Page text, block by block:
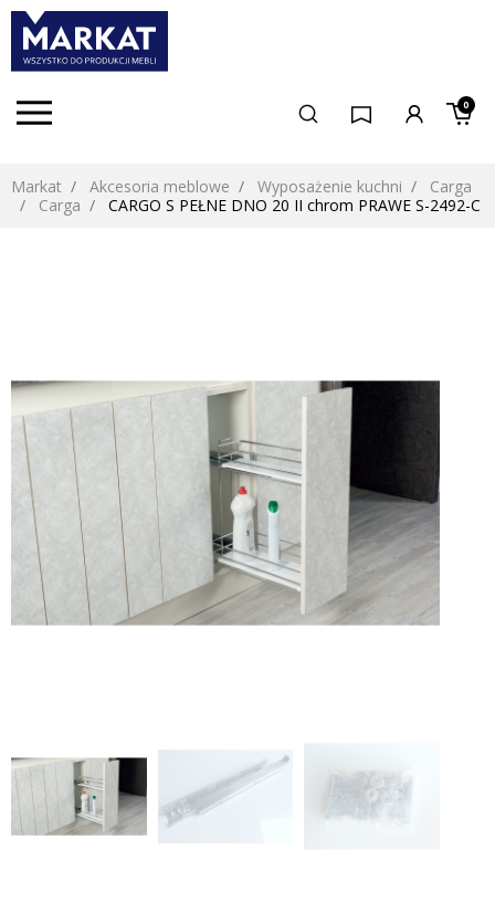
0
Markat Akcesoria meblowe Wyposażenie kuchni
Carga
Carga
CARGO S PEŁNE DNO 20 II chrom PRAWE S-2492-C
Poprzedni
keyboard_arrow_left Następny
keyboard_arrow_right